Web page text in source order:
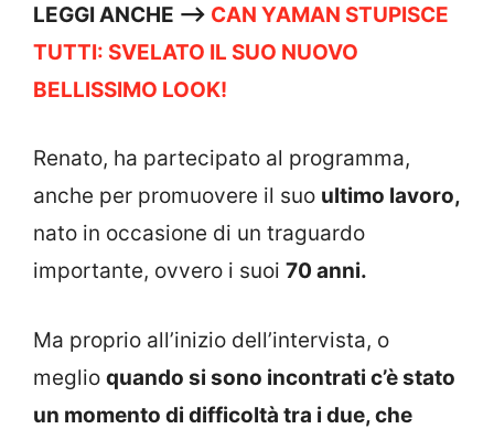
LEGGI ANCHE —-> CAN YAMAN STUPISCE
TUTTI: SVELATO IL SUO NUOVO
BELLISSIMO LOOK!
Renato, ha partecipato al programma,
anche per promuovere il suo ultimo lavoro,
nato in occasione di un traguardo
importante, ovvero i suoi 70 anni.
Ma proprio all’inizio dell’intervista, o
meglio quando si sono incontrati c’è stato
un momento di difficoltà tra i due, che